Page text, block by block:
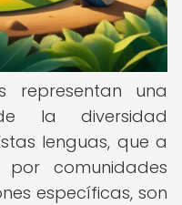
representan una
la diversidad
lenguas, que a
comunidades
específicas, son